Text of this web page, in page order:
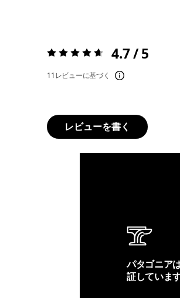
評価:4.7 / 5 4.7 / 5
11レビューに基づく
レビューを書く
パタゴニア
証しています